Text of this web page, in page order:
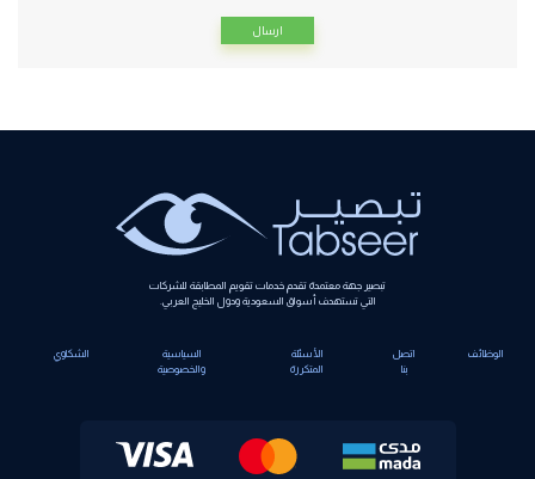
تبصير جهة معتمدة تقدم خدمات تقويم المطابقة للشركات
التي تستهدف أسواق السعودية ودول الخليج العربي.
الوظائف
اتصل
الأسئلة
المتكررة
السياسية
والخصوصية
الشكاوي